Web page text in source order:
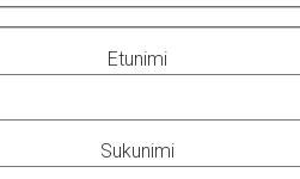
Etunimi
Sukunimi